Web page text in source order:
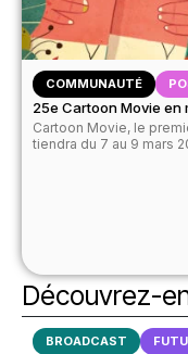
COMMUNAUTÉ
25e Cartoon Movie en
Cartoon Movie, le
tiendra du 7 au 9 mars
Découvrez-
BROADCAST